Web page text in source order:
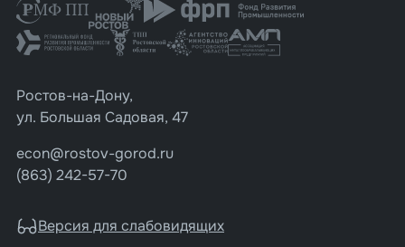
Ростов-на-Дону,
ул. Большая Садовая, 47
econ@rostov-gorod.ru
(863) 242-57-70
Версия для слабовидящих